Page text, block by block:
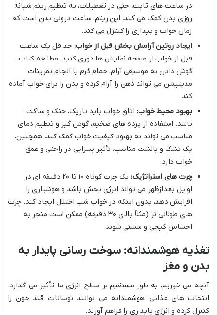
در ساعت های ثابت، حتی در تعطیلات، به تنظیم ریتم شبانه
روزی بدن کمک می کند. این ریتم، ساعت درونی بدن است که
زمان خواب و بیداری را کنترل می کند.
ایجاد روتین آرامش بخش قبل از خواب: حداقل یک ساعت
قبل از خواب از صفحه نمایش ها دوری کنید. مطالعه کتاب،
گوش دادن به موسیقی آرام، حمام گرم یا انجام تمرینات
مدیتیشن می تواند ذهن را آرام کرده و بدن را برای خواب آماده
کند.
بهبود محیط خواب: اتاق خواب باید تاریک، خنک و ساکت
باشد. استفاده از پرده های ضخیم، گوش گیر و تنظیم دمای
مناسب می تواند به بهبود کیفیت خواب کمک کند. همچنین،
یک تشک و بالشت مناسب، تأثیر بسزایی در راحتی و عمق
خواب دارد.
چرت های استراتژیک:
یک چرت کوتاه ۱۰ تا ۲۰ دقیقه ای در
اوایل بعدازظهر می تواند انرژی بخش باشد و هوشیاری را
افزایش دهد، بدون اینکه در خواب شب اختلال ایجاد کند. چرت
های طولانی تر (مثلاً بالای ۳۰ دقیقه) ممکن است منجر به
احساس گیجی و سستی شوند.
تغذیه هوشمندانه: سوخت رسانی پایدار به
بدن و مغز
آنچه می خوریم، به طور مستقیم بر سطح انرژی ما تأثیر می گذارد.
انتخاب های غذایی هوشمندانه می توانند نوسانات قند خون را
کنترل کرده و انرژی پایداری را فراهم آورند.